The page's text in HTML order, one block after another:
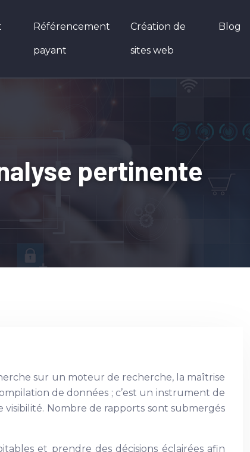
Référencement
payant
Création de
sites web
Blog
pertinente
sur un moteur de recherche, la maîtrise
de données ; c’est un instrument de
Nombre de rapports sont submergés
et prendre des décisions éclairées afin